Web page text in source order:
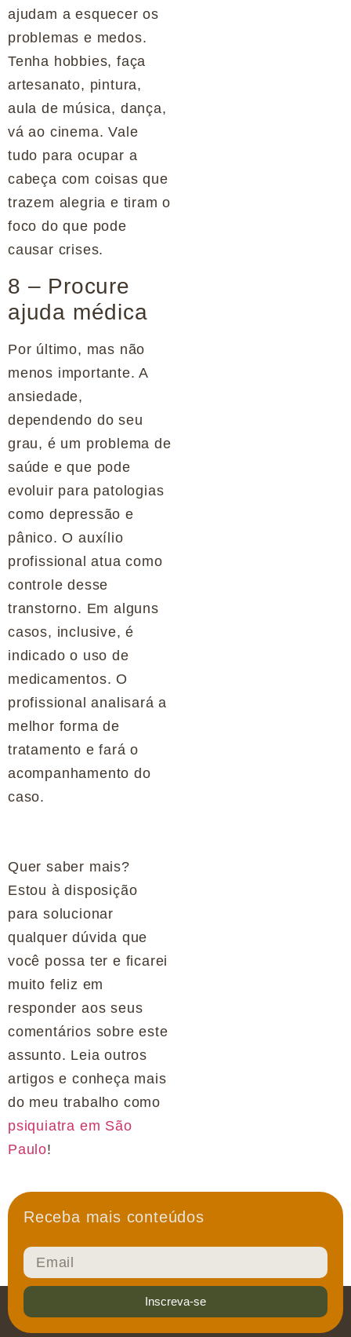
ajudam a esquecer os
problemas e medos.
Tenha hobbies, faça
artesanato, pintura,
aula de música, dança,
vá ao cinema. Vale
tudo para ocupar a
cabeça com coisas que
trazem alegria e tiram o
foco do que pode
causar crises.
8 – Procure
ajuda médica
Por último, mas não
menos importante. A
ansiedade,
dependendo do seu
grau, é um problema de
saúde e que pode
evoluir para patologias
como depressão e
pânico. O auxílio
profissional atua como
controle desse
transtorno. Em alguns
casos, inclusive, é
indicado o uso de
medicamentos. O
profissional analisará a
melhor forma de
tratamento e fará o
acompanhamento do
caso.
Quer saber mais?
Estou à disposição
para solucionar
qualquer dúvida que
você possa ter e ficarei
muito feliz em
responder aos seus
comentários sobre este
assunto. Leia outros
artigos e conheça mais
do meu trabalho como
psiquiatra em São
Paulo!
Receba mais conteúdos
Inscreva-se